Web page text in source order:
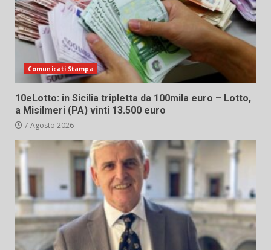
Comunicati Stampa
10eLotto: in Sicilia tripletta da 100mila euro – Lotto,
a Misilmeri (PA) vinti 13.500 euro
7 Agosto 2026